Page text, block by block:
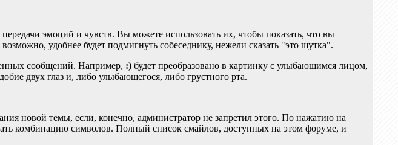
эмоций и чувств. Вы можете использовать их, чтобы показать, что вы
удобнее будет подмигнуть собеседнику, нежели сказать "это шутка".
сообщений. Например, :) будет преобразовано в картинку с улыбающимся лицом,
двух глаз и, либо улыбающегося, либо грустного рта.
новой темы, если, конечно, администратор не запретил этого. По нажатию на
комбинацию символов. Полный список смайлов, доступных на этом форуме, и